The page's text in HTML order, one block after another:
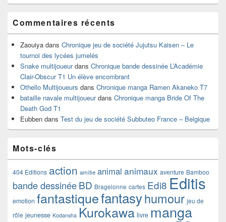
Commentaires récents
Zaouiya dans Chronique jeu de société Jujutsu Kaisen – Le
tournoi des lycées jumelés
Snake multijoueurdans Chronique bande dessinée L’Académie
Clair-Obscur T1 Un élève encombrant
Othello Multijoueurs dans Chronique manga Ramen Akaneko T7
bataille navale multijoueurdans Chronique manga Bride Of The
Death God T1
Eubben dans Test du jeu de société Subbuteo France – Belgique
Mots-clés
404 Editions action amitie animal animaux aventure Bamboo
bande dessinéeBD Bragelonne cartes Edi8 Editis
emotion fantastiquefantasyhumour jeu de
rôle jeunesse Kodansha Kurokawa livre manga